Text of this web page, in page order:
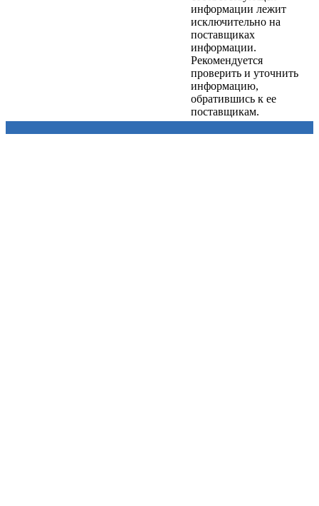
информации лежит
исключительно на
поставщиках
информации.
Рекомендуется
проверить и уточнить
информацию,
обратившись к ее
поставщикам.